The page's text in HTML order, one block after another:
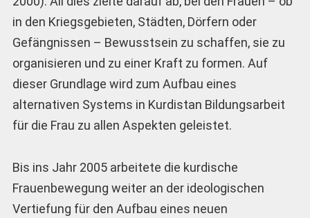
in den Kriegsgebieten, Städten, Dörfern oder
Gefängnissen – Bewusstsein zu schaffen, sie zu
organisieren und zu einer Kraft zu formen. Auf
dieser Grundlage wird zum Aufbau eines
alternativen Systems in Kurdistan Bildungsarbeit
für die Frau zu allen Aspekten geleistet.
Bis ins Jahr 2005 arbeitete die kurdische
Frauenbewegung weiter an der ideologischen
Vertiefung für den Aufbau eines neuen